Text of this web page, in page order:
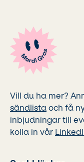
Vill du ha mer?
sändlista och få
inbjudningar till
kolla in vår